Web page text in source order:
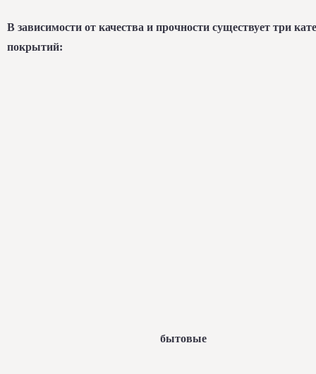
В зависимости от качества и прочности существует три
покрытий:
бытовые